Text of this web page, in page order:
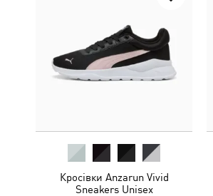
Кросівки Anzarun Vivid
Sneakers Unisex